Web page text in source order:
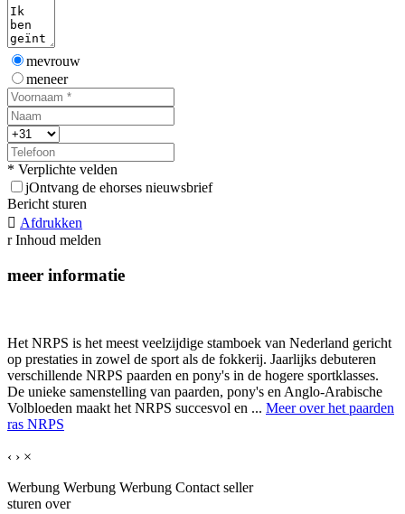
mevrouw
meneer
* Verplichte velden
jOntvang de ehorses nieuwsbrief
Bericht sturen
 Afdrukken
r Inhoud melden
meer informatie
Het NRPS is het meest veelzijdige stamboek van Nederland gericht
op prestaties in zowel de sport als de fokkerij. Jaarlijks debuteren
verschillende NRPS paarden en pony's in de hogere sportklasses.
De unieke samenstelling van paarden, pony's en Anglo-Arabische
Volbloeden maakt het NRPS succesvol en ... Meer over het paarden
ras NRPS
‹ › ×
Werbung Werbung Werbung Contact seller
sturen over